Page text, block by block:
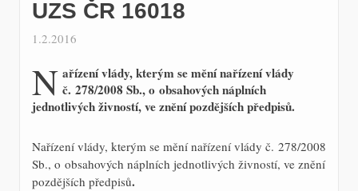
UZS ČR 16018
1.2.2016
N ařízení vlády, kterým se mění nařízení vlády
č. 278/2008 Sb., o obsahových náplních
jednotlivých živností, ve znění pozdějších předpisů.
Nařízení vlády, kterým se mění nařízení vlády č. 278/2008
Sb., o obsahových náplních jednotlivých živností, ve znění
pozdějších předpisů.